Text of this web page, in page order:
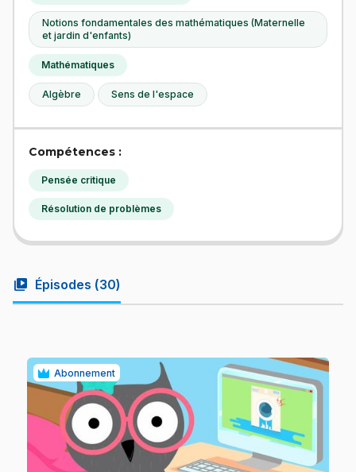
Notions fondamentales des mathématiques (Maternelle
et jardin d'enfants)
Mathématiques
Algèbre Sens de l'espace
Compétences :
Pensée critique
Résolution de problèmes
video_library Épisodes (30)
Abonnement